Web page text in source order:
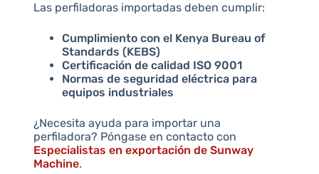
Las perfiladoras importadas deben cumplir:
Cumplimiento con el Kenya Bureau of
Standards (KEBS)
Certificación de calidad ISO 9001
Normas de seguridad eléctrica para
equipos industriales
¿Necesita ayuda para importar una
perfiladora? Póngase en contacto con
Especialistas en exportación de Sunway
Machine.